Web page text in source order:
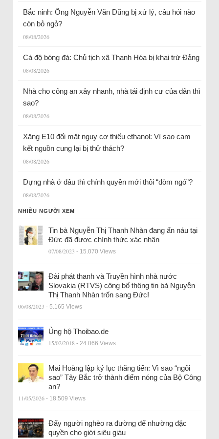
Bắc ninh: Ông Nguyễn Văn Dũng bị xử lý, câu hỏi nào
còn bỏ ngỏ?
08/08/2026
Cá độ bóng đá: Chủ tịch xã Thanh Hóa bị khai trừ Đảng
08/08/2026
Nhà cho công an xây nhanh, nhà tái định cư của dân thì
sao?
08/08/2026
Xăng E10 đối mặt nguy cơ thiếu ethanol: Vì sao cam
kết nguồn cung lại bị thử thách?
08/08/2026
Dựng nhà ở đâu thì chính quyền mới thôi “dòm ngó”?
08/08/2026
NHIỀU NGƯỜI XEM
Tin bà Nguyễn Thị Thanh Nhàn đang ẩn náu tại
Đức đã được chính thức xác nhận
07/08/2023 - 15.070 Views
Đài phát thanh và Truyền hình nhà nước
Slovakia (RTVS) công bố thông tin bà Nguyễn
Thị Thanh Nhàn trốn sang Đức!
06/08/2023 - 5.165 Views
Ủng hộ Thoibao.de
15/02/2018 - 24.066 Views
Mai Hoàng lập kỷ lục thăng tiến: Vì sao “ngôi
sao” Tây Bắc trở thành điểm nóng của Bộ Công
an?
11/05/2026 - 18.509 Views
Đẩy người nghèo ra đường để nhường đặc
quyền cho giới siêu giàu